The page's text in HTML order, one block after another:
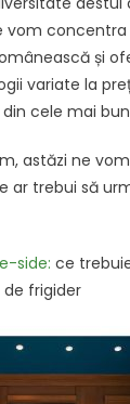
vom
și
variate la
cele mai
astăzi ne
ar trebui să
side: ce
frigider